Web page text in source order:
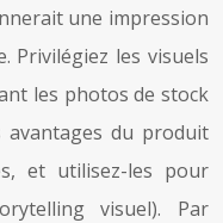
une impression
Privilégiez les visuels
les photos de stock
avantages du produit
et utilisez-les pour
visuel). Par